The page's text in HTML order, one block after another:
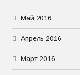
Май 2016
Апрель 2016
Март 2016